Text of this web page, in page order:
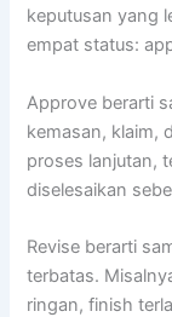
keputusan yang
empat status:
Approve berarti
kemasan, klaim,
proses lanjutan,
diselesaikan
Revise berarti
terbatas.
ringan, finish